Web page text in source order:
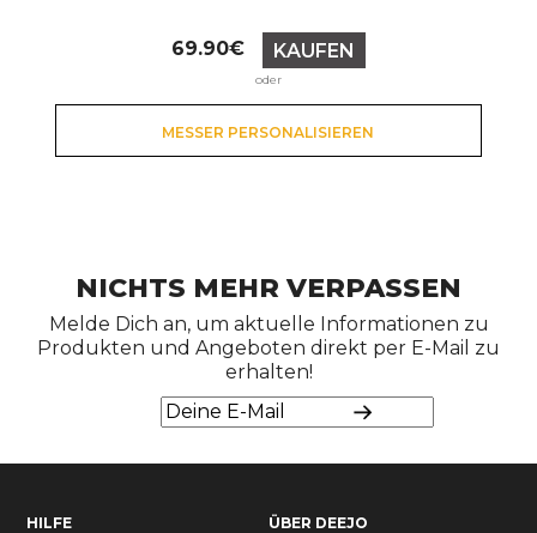
Preis
69.90€ KAUFEN
oder
MESSER PERSONALISIEREN
NICHTS MEHR VERPASSEN
Melde Dich an, um aktuelle Informationen zu
Produkten und Angeboten direkt per E-Mail zu
erhalten!
HILFE ÜBER DEEJO